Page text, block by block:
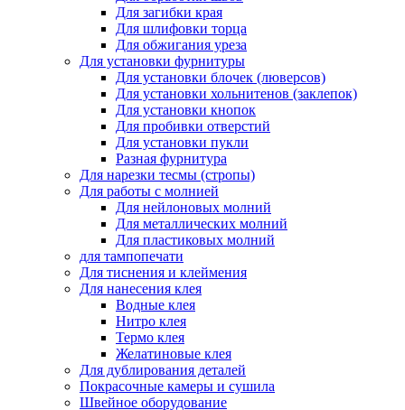
Для загибки края
Для шлифовки торца
Для обжигания уреза
Для установки фурнитуры
Для установки блочек (люверсов)
Для установки хольнитенов (заклепок)
Для установки кнопок
Для пробивки отверстий
Для установки пукли
Разная фурнитура
Для нарезки тесмы (стропы)
Для работы с молнией
Для нейлоновых молний
Для металлических молний
Для пластиковых молний
для тампопечати
Для тиснения и клеймения
Для нанесения клея
Водные клея
Нитро клея
Термо клея
Желатиновые клея
Для дублирования деталей
Покрасочные камеры и сушила
Швейное оборудование